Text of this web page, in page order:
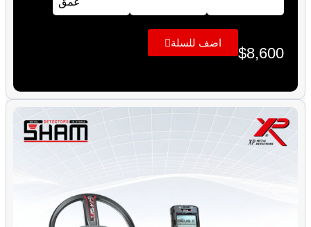
$8,600
اضف للسلة